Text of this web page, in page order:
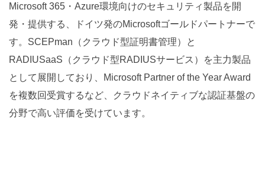
Microsoft 365・Azure環境向けのセキュリティ製品を開
発・提供する、ドイツ発のMicrosoftゴールドパートナーで
す。SCEPman（クラウド型証明書管理）と
RADIUSaaS（クラウド型RADIUSサービス）を主力製品
として展開しており、Microsoft Partner of the Year Award
を複数回受賞するなど、クラウドネイティブな認証基盤の
分野で高い評価を受けています。